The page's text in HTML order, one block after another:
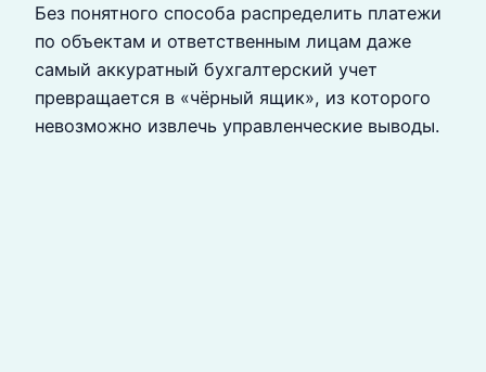
Без понятного способа распределить платежи
по объектам и ответственным лицам даже
самый аккуратный бухгалтерский учет
превращается в «чёрный ящик», из которого
невозможно извлечь управленческие выводы.